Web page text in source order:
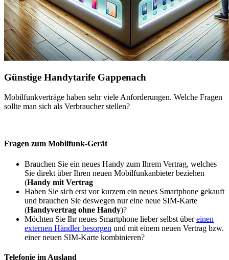
Günstige Handytarife Gappenach
Mobilfunkverträge haben sehr viele Anforderungen. Welche Fragen
sollte man sich als Verbraucher stellen?
Fragen zum Mobilfunk-Gerät
Brauchen Sie ein neues Handy zum Ihrem Vertrag, welches
Sie direkt über Ihren neuen Mobilfunkanbieter beziehen
(Handy mit Vertrag
Haben Sie sich erst vor kurzem ein neues Smartphone gekauft
und brauchen Sie deswegen nur eine neue SIM-Karte
(Handyvertrag ohne Handy)?
Möchten Sie Ihr neues Smartphone lieber selbst übereinen
externen Händler besorgen und mit einem neuen Vertrag bzw.
einer neuen SIM-Karte kombinieren?
Telefonie im Ausland